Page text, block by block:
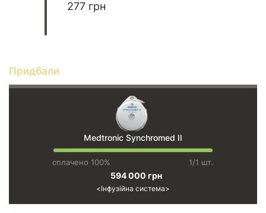
277 грн
Придбали
Medtronic Synchromed II
сплачено 100% 1/1 шт.
594 000 грн
Інфузійна система